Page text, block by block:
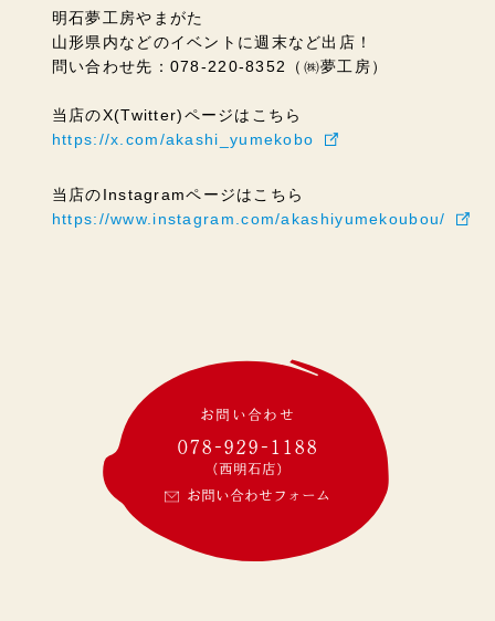
明石夢工房やまがた
山形県内などのイベントに週末など出店！
問い合わせ先：078-220-8352（㈱夢工房）
当店のX(Twitter)ページはこちら
https://x.com/akashi_yumekobo
当店のInstagramページはこちら
https://www.instagram.com/akashiyumekoubou/
お問い合わせ
078-929-1188
(西明石店)
お問い合わせフォーム